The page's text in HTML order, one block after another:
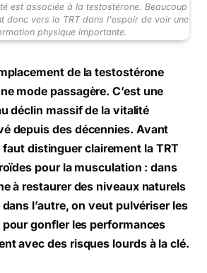
est associée à la testostérone. Beaucoup
donc vers la TRT dans l'espoir de voir une
physique importante.
de la testostérone
mode passagère. C’est une
déclin massif de la vitalité
depuis des décennies. Avant
faut distinguer clairement la TRT
pour la musculation : dans
à restaurer des niveaux naturels
l’autre, on veut pulvériser les
gonfler les performances
avec des risques lourds à la clé.